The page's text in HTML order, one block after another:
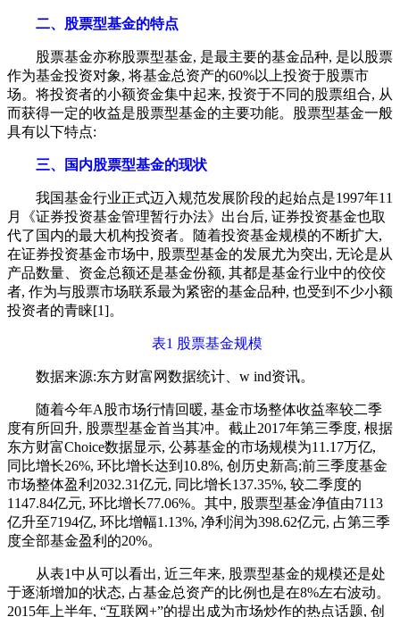
二、股票型基金的特点
股票基金亦称股票型基金, 是最主要的基金品种, 是以股票
作为基金投资对象, 将基金总资产的60%以上投资于股票市
场。将投资者的小额资金集中起来, 投资于不同的股票组合, 从
而获得一定的收益是股票型基金的主要功能。股票型基金一般
具有以下特点:
三、国内股票型基金的现状
我国基金行业正式迈入规范发展阶段的起始点是1997年11
月《证券投资基金管理暂行办法》出台后, 证券投资基金也取
代了国内的最大机构投资者。随着投资基金规模的不断扩大,
在证券投资基金市场中, 股票型基金的发展尤为突出, 无论是从
产品数量、资金总额还是基金份额, 其都是基金行业中的佼佼
者, 作为与股票市场联系最为紧密的基金品种, 也受到不少小额
投资者的青睐[1]。
表1 股票基金规模
数据来源:东方财富网数据统计、w ind资讯。
随着今年A股市场行情回暖, 基金市场整体收益率较二季
度有所回升, 股票型基金首当其冲。截止2017年第三季度, 根据
东方财富Choice数据显示, 公募基金的市场规模为11.17万亿,
同比增长26%, 环比增长达到10.8%, 创历史新高;前三季度基金
市场整体盈利2032.31亿元, 同比增长137.35%, 较二季度的
1147.84亿元, 环比增长77.06%。其中, 股票型基金净值由7113
亿升至7194亿, 环比增幅1.13%, 净利润为398.62亿元, 占第三季
度全部基金盈利的20%。
从表1中从可以看出, 近三年来, 股票型基金的规模还是处
于逐渐增加的状态, 占基金总资产的比例也是在8%左右波动。
2015年上半年, “互联网+”的提出成为市场炒作的热点话题, 创